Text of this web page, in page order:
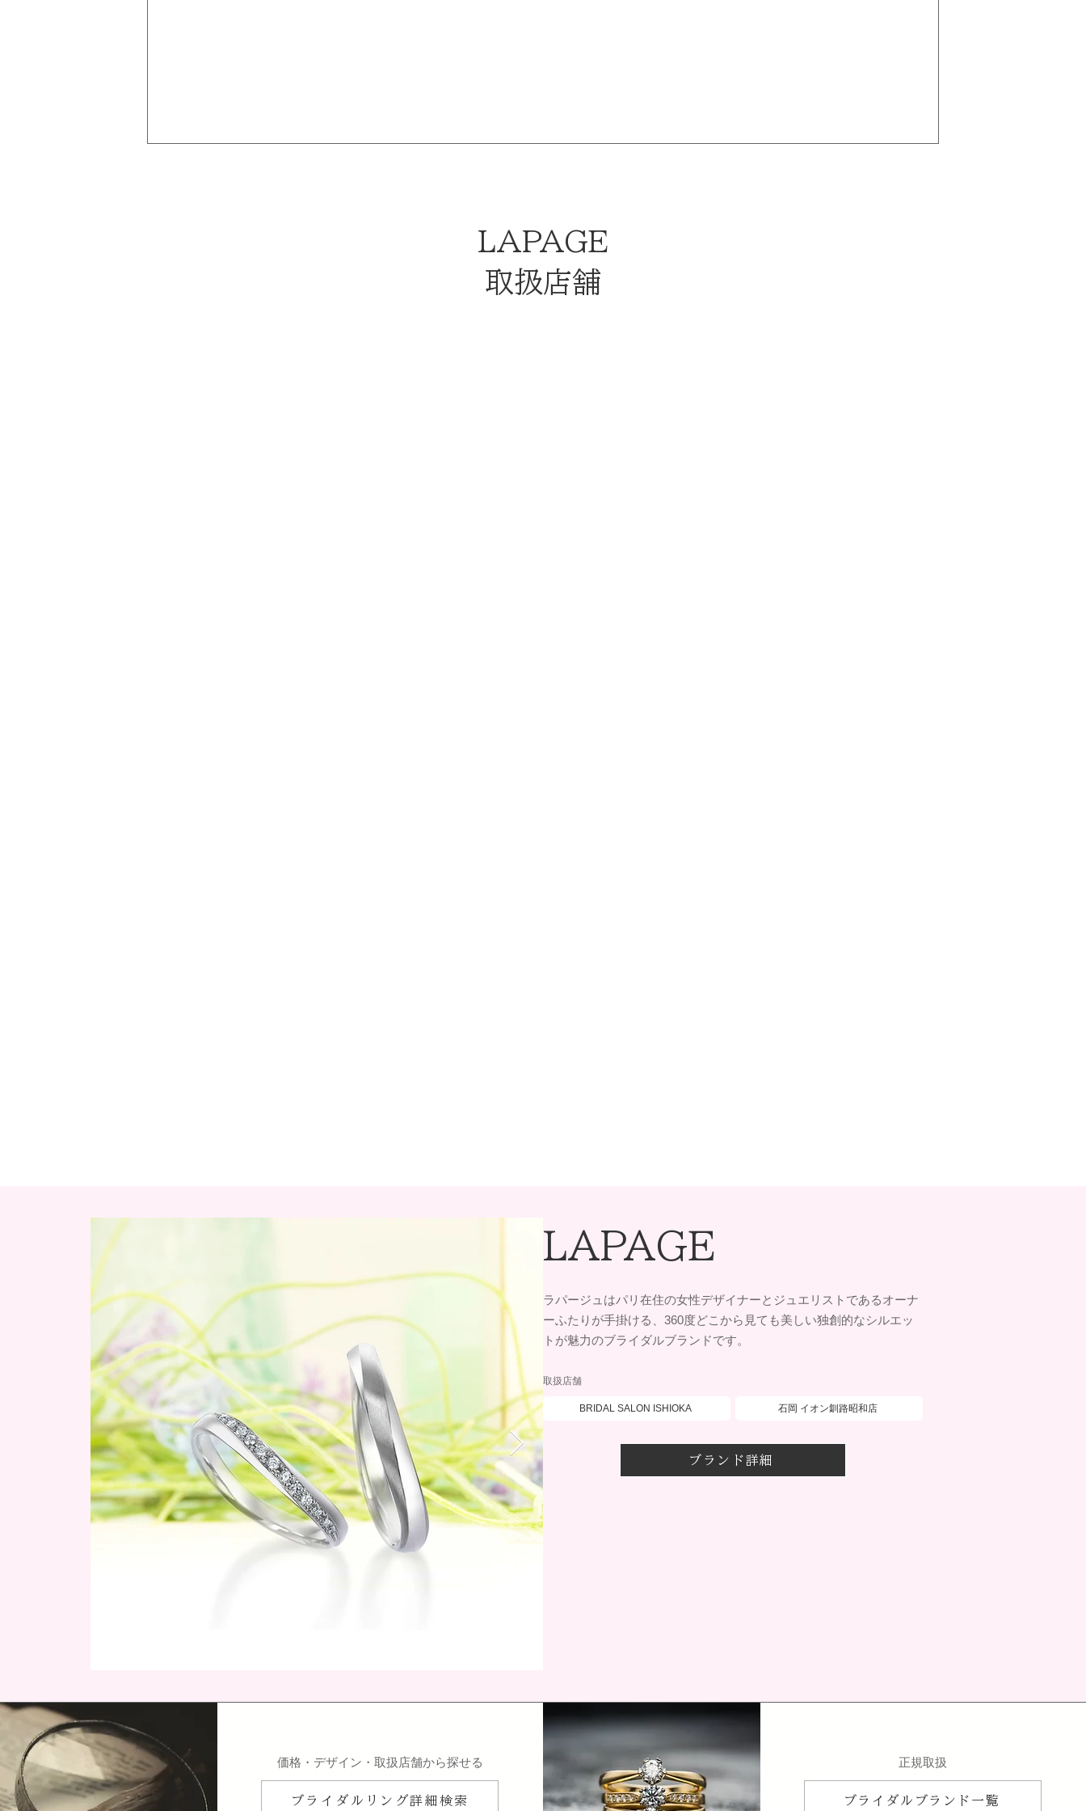
LAPAGE
取扱店舗
LAPAGE
ラパージュはパリ在住の女性デザイナーとジュエリストであるオーナ
ーふたりが手掛ける、360度どこから見ても美しい独創的なシルエッ
トが魅力のブライダルブランドです。
取扱店舗
BRIDAL SALON ISHIOKA 石岡 イオン釧路昭和店
ブランド詳細
​価格・デザイン・取扱店舗から探せる
ブライダルリング詳細検索
​正規取扱
ブライダルブランド一覧